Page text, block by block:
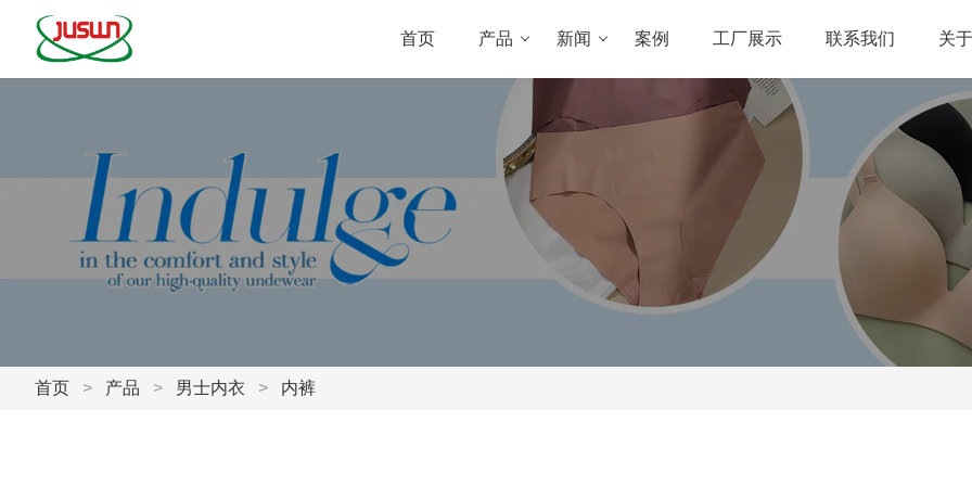
首页 产品 新闻 案例 工厂展示 联系我们 关
首页 > 产品 > 男士内衣 > 内裤